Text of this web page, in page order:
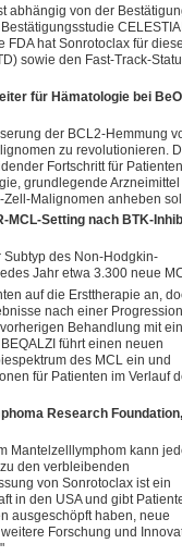
abhängig von der
FDA hat Sonrotoclax für
sowie den Fast-Track-
für Hämatologie bei
der BCL2-Hemmung
zu revolutionieren.
Fortschritt für
grundlegende Arzneimittel
Malignomen anheben
MCL-Setting nach BTK-
des Non-Hodgkin-
Jahr etwa 3.300 neue
auf die Ersttherapie an,
nach einer Progression
Behandlung mit
führt einen neuen
des MCL ein und
für Patienten im Verlauf
Research Foundation,
Mantelzelllymphom kann
den verbleibenden
von Sonrotoclax ist ein
in den USA und gibt
ausgeschöpft haben, neue
Forschung und